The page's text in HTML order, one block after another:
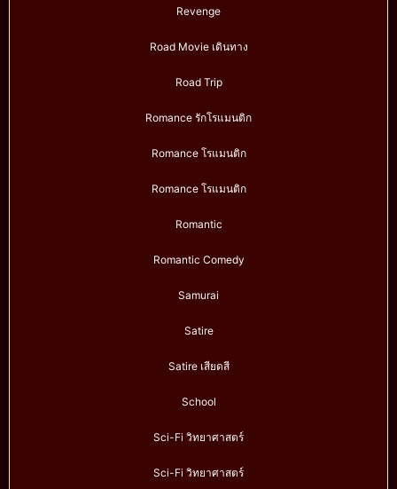
Revenge
Road Movie เดินทาง
Road Trip
Romance รักโรแมนติก
Romance โรแมนติก
Romance โรแมนติก
Romantic
Romantic Comedy
Samurai
Satire
Satire เสียดสี
School
Sci-Fi วิทยาศาสตร์
Sci-Fi วิทยาศาสตร์